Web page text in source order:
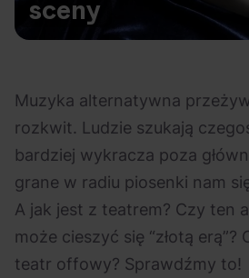
Na czasie
Festiwal 05.08.2026
Aplikacja
KAMAAAN nową
inicjatywą eBilet
jednoczącą fanów
sceny
Muzyka alternatywna
rozkwit. Ludzie szukają
bardziej wykracza poza
grane w radiu piosenki nam
A jak jest z teatrem? Czy ten
może cieszyć się “złotą erą”?
teatr offowy? Sprawdźmy to!